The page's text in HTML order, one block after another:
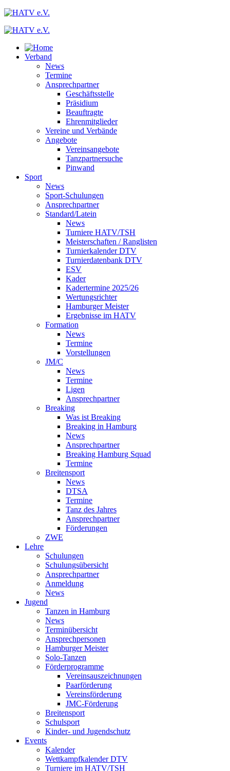
Verband
News
Termine
Ansprechpartner
Geschäftsstelle
Präsidium
Beauftragte
Ehrenmitglieder
Vereine und Verbände
Angebote
Vereinsangebote
Tanzpartnersuche
Pinwand
Sport
News
Sport-Schulungen
Ansprechpartner
Standard/Latein
News
Turniere HATV/TSH
Meisterschaften / Ranglisten
Turnierkalender DTV
Turnierdatenbank DTV
ESV
Kader
Kadertermine 2025/26
Wertungsrichter
Hamburger Meister
Ergebnisse im HATV
Formation
News
Termine
Vorstellungen
JM/C
News
Termine
Ligen
Ansprechpartner
Breaking
Was ist Breaking
Breaking in Hamburg
News
Ansprechpartner
Breaking Hamburg Squad
Termine
Breitensport
News
DTSA
Termine
Tanz des Jahres
Ansprechpartner
Förderungen
ZWE
Lehre
Schulungen
Schulungsübersicht
Ansprechpartner
Anmeldung
News
Jugend
Tanzen in Hamburg
News
Terminübersicht
Ansprechpersonen
Hamburger Meister
Solo-Tanzen
Förderprogramme
Vereinsauszeichnungen
Paarförderung
Vereinsförderung
JMC-Förderung
Breitensport
Schulsport
Kinder- und Jugendschutz
Events
Kalender
Wettkampfkalender DTV
Turniere im HATV/TSH